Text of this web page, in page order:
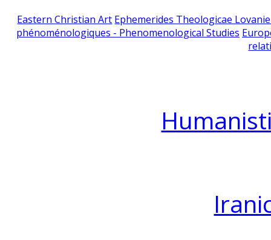
Eastern Christian Art Ephemerides Theologicae
phénoménologiques - Phenomenological Studies